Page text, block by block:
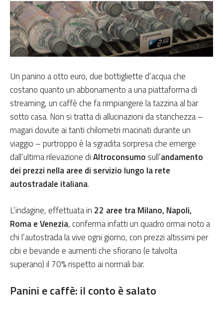
Un panino a otto euro, due bottigliette d’acqua che
costano quanto un abbonamento a una piattaforma di
streaming, un caffè che fa rimpiangere la tazzina al bar
sotto casa. Non si tratta di allucinazioni da stanchezza –
magari dovute ai tanti chilometri macinati durante un
viaggio – purtroppo è la sgradita sorpresa che emerge
dall’ultima rilevazione diAltroconsumo sull’andamento
dei prezzi nella aree di servizio lungo la rete
autostradale italiana.
L’indagine, effettuata in 22 aree tra Milano, Napoli,
Roma e Venezia, conferma infatti un quadro ormai noto a
chi l’autostrada la vive ogni giorno, con prezzi altissimi per
cibi e bevande e aumenti che sfiorano (e talvolta
superano) il 70% rispetto ai normali bar.
Panini e caffè: il conto è salato